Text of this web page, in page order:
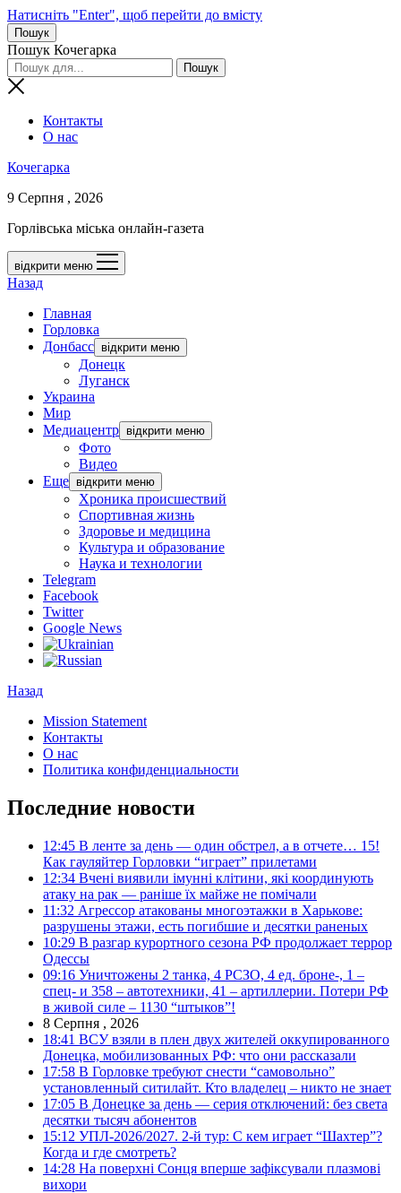
Натисніть "Enter", щоб перейти до вмісту
Пошук
Пошук Кочегарка
Контакты
О нас
Кочегарка
9 Серпня , 2026
Горлівська міська онлайн-газета
відкрити меню
Назад
Главная
Горловка
Донбасс відкрити меню
Донецк
Луганск
Украина
Мир
Медиацентр відкрити меню
Фото
Видео
Еще відкрити меню
Хроника происшествий
Спортивная жизнь
Здоровье и медицина
Культура и образование
Наука и технологии
Telegram
Facebook
Twitter
Google News
Назад
Mission Statement
Контакты
О нас
Политика конфиденциальности
Последние новости
12:45 В ленте за день — один обстрел, а в отчете… 15!
Как гауляйтер Горловки “играет” прилетами
12:34 Вчені виявили імунні клітини, які координують
атаку на рак — раніше їх майже не помічали
11:32 Агрессор атакованы многоэтажки в Харькове:
разрушены этажи, есть погибшие и десятки раненых
10:29 В разгар курортного сезона РФ продолжает террор
Одессы
09:16 Уничтожены 2 танка, 4 РСЗО, 4 ед. броне-, 1 –
спец- и 358 – автотехники, 41 – артиллерии. Потери РФ
в живой силе – 1130 “штыков”!
8 Серпня , 2026
18:41 ВСУ взяли в плен двух жителей оккупированного
Донецка, мобилизованных РФ: что они рассказали
17:58 В Горловке требуют снести “самовольно”
установленный ситилайт. Кто владелец – никто не знает
17:05 В Донецке за день — серия отключений: без света
десятки тысяч абонентов
15:12 УПЛ-2026/2027. 2-й тур: С кем играет “Шахтер”?
Когда и где смотреть?
14:28 На поверхні Сонця вперше зафіксували плазмові
вихори